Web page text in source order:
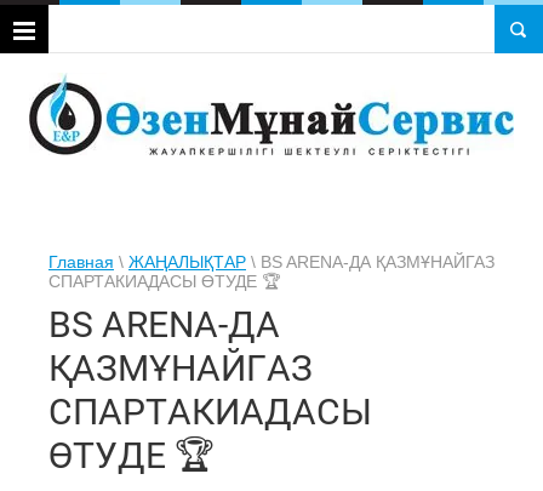
Главная \ ЖАҢАЛЫҚТАР \ BS ARENA-ДА ҚАЗМҰНАЙГАЗ
СПАРТАКИАДАСЫ ӨТУДЕ 🏆
BS ARENA-ДА
ҚАЗМҰНАЙГАЗ
СПАРТАКИАДАСЫ
ӨТУДЕ 🏆